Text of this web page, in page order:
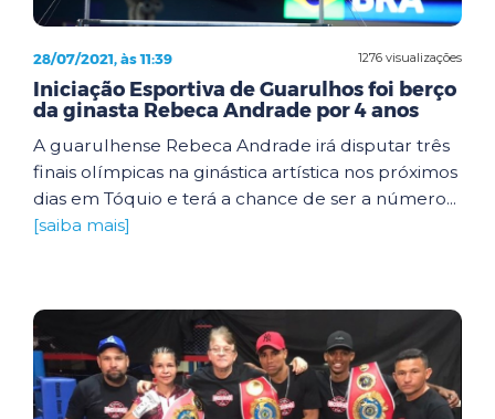
1276 visualizações
28/07/2021, às 11:39
Iniciação Esportiva de Guarulhos foi berço
da ginasta Rebeca Andrade por 4 anos
A guarulhense Rebeca Andrade irá disputar três
finais olímpicas na ginástica artística nos próximos
dias em Tóquio e terá a chance de ser a número...
[saiba mais]